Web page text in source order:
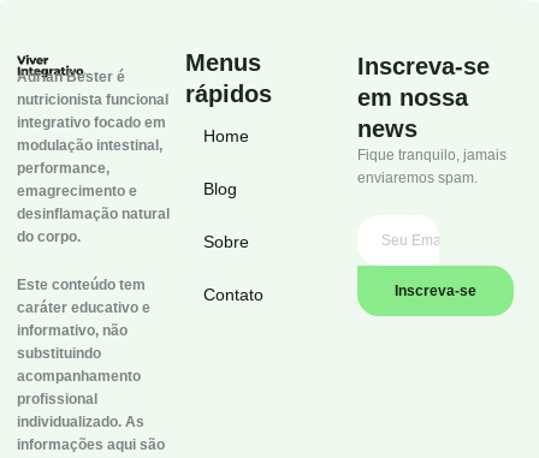
Adrian Bester é
nutricionista funcional
integrativo focado em
modulação intestinal,
performance,
emagrecimento e
desinflamação natural
do corpo.
Este conteúdo tem
caráter educativo e
informativo, não
substituindo
acompanhamento
profissional
individualizado. As
informações aqui são
Menus
rápidos
Home
Blog
Sobre
Contato
Inscreva-se
em nossa
news
Fique tranquilo, jamais
enviaremos spam.
Inscreva-se